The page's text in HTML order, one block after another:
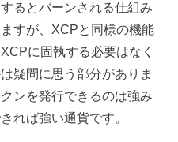
るとバーンされる仕組み
すが、XCPと同様の機能
に固執する必要はなく
疑問に思う部分がありま
ンを発行できるのは強み
れば強い通貨です。